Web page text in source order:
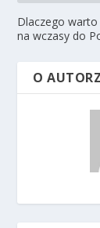
Dlaczego warto
na wczasy do
O